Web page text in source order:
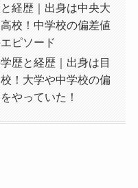
経歴｜出身は中央大
校！中学校の偏差値
ピソード
歴と経歴｜出身は目
！大学や中学校の偏
やっていた！